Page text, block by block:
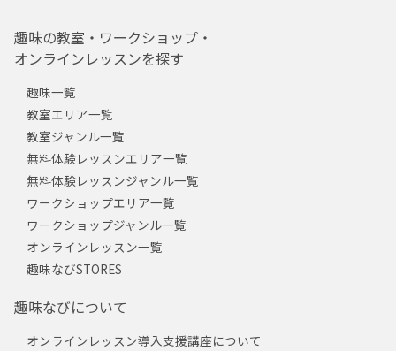
趣味の教室・ワークショップ・
オンラインレッスンを探す
趣味一覧
教室エリア一覧
教室ジャンル一覧
無料体験レッスンエリア一覧
無料体験レッスンジャンル一覧
ワークショップエリア一覧
ワークショップジャンル一覧
オンラインレッスン一覧
趣味なびSTORES
趣味なびについて
オンラインレッスン導入支援講座について